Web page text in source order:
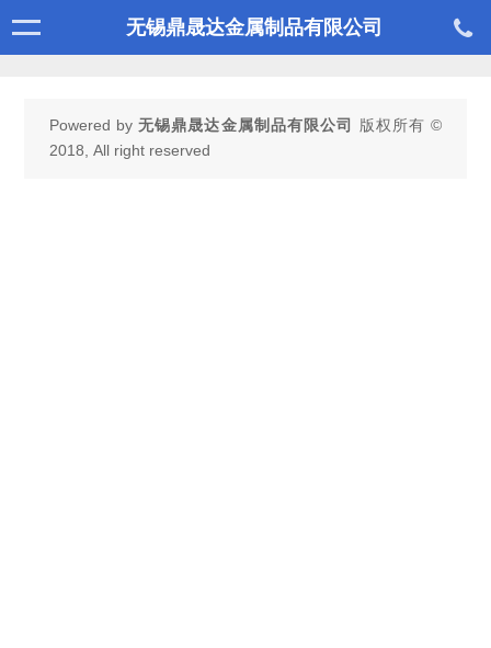
无锡鼎晟达金属制品有限公司
Powered by无锡鼎晟达金属制品有限公司
版权所有 ©
2018, All right reserved